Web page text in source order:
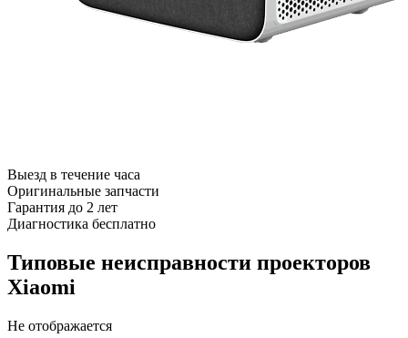
Выезд в течение часа
Оригинальные запчасти
Гарантия до 2 лет
Диагностика бесплатно
Типовые неисправности проекторов
Xiaomi
Не отображается